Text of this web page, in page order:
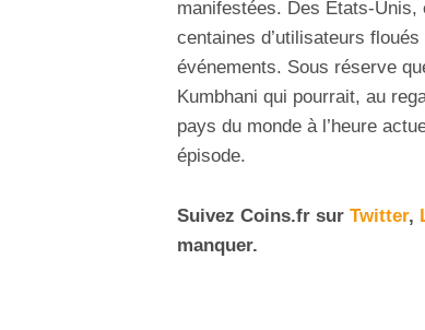
manifestées. Des Etats-Unis,
centaines d’utilisateurs
événements. Sous réserve
Kumbhani qui pourrait, au
pays du monde à l’heure
épisode.
Suivez Coins.fr sur Twitter,
manquer.